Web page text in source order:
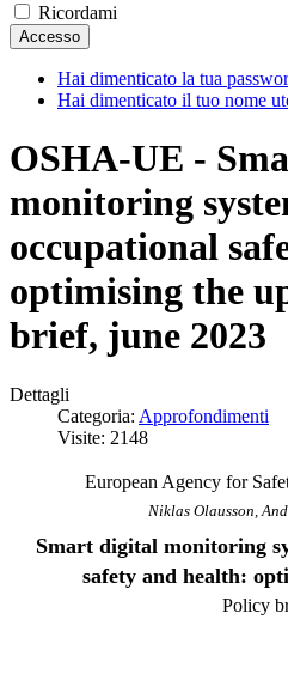
Ricordami
Accesso
Hai dimenticato la tua
Hai dimenticato il tuo nome
OSHA-UE -
monitoring
occupational
optimising the
brief, june 2023
Dettagli
Categoria: Approfondimenti
Visite: 2148
European Agency for
Niklas Olausson,
Smart digital monitoring
safety and health:
Policy